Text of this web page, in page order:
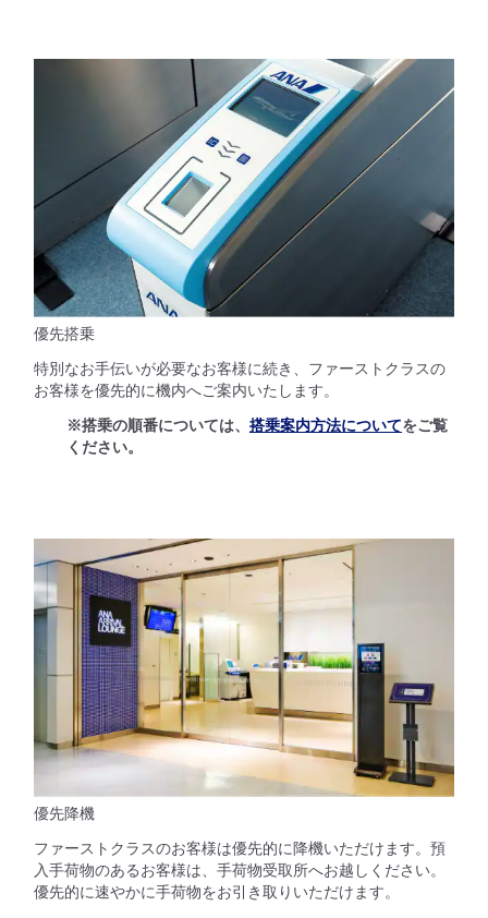
優先搭乗
特別なお手伝いが必要なお客様に続き、ファーストクラスの
お客様を優先的に機内へご案内いたします。
※搭乗の順番については、 搭乗案内方法についてをご覧
ください。
優先降機
ファーストクラスのお客様は優先的に降機いただけます。預
入手荷物のあるお客様は、手荷物受取所へお越しください。
優先的に速やかに手荷物をお引き取りいただけます。